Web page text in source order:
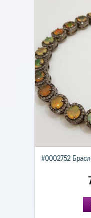
#0002752